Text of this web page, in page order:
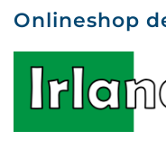
Onlineshop